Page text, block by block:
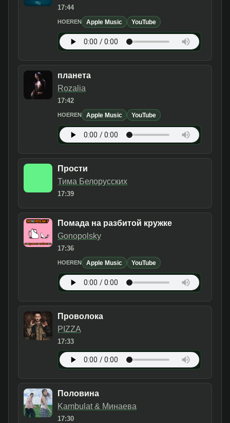
17:44
HOEREN Apple Music YouTube
планета
Rozalia
17:42
HOEREN Apple Music YouTube
Прости
Тима Белорусских
17:39
Помада на разбитой кружке
Gonopolsky
17:36
HOEREN Apple Music YouTube
Проволока
PIZZA
17:33
Половина
Kambulat & Минаева
17:30